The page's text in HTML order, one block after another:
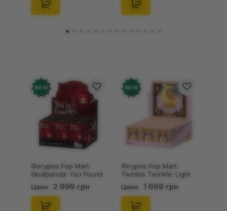
(29347)
(21372)
NEW
Фигурка Pop Mart:
Skullpanda: You Found
Me!: Plush Doll Pendant
Series (Blind Box: 1 з
10) (Secret Edition),
(29347)
Цена 2 999 грн
NEW
Фігурка Pop Mart:
Twinkle Twinkle: Light
Up: Scene Sets Series
(Blind Box: 1 з 10)
(Secret Edition),
(21372)
Цена 1 699 грн